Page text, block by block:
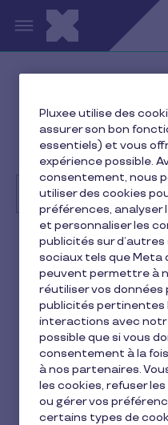
Aller au contenu
Premiers pas
Comment commander
TirGroupé by Pluxee ?
Recherche
Client Pluxee
Comment
Chèques
TirGroupé
1 min de lecture
Commander vos
Pluxee utilise des
assurer son bon
essentiels) et vous
expérience possible.
consentement, nous
utiliser des cookies
préférences, analyser
et personnaliser les
publicités sur
sociaux tels que Meta
peuvent permettre à
réutiliser vos données
publicités pertinentes
interactions avec
possible que si vous
consentement à la
à nos partenaires.
les cookies, refuser
ou gérer vos
certains types de